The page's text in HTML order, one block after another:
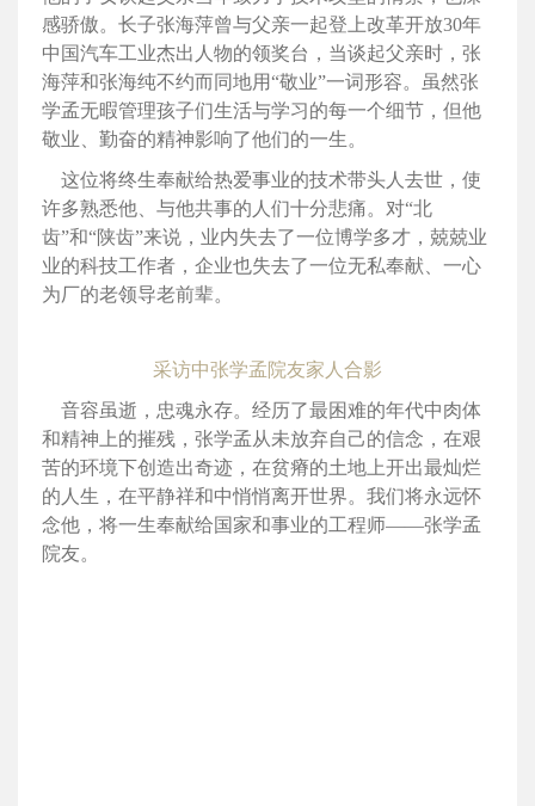
感骄傲。长子张海萍曾与父亲一起登上改革开放30年
中国汽车工业杰出人物的领奖台，当谈起父亲时，张
海萍和张海纯不约而同地用“敬业”一词形容。虽然张
学孟无暇管理孩子们生活与学习的每一个细节，但他
敬业、勤奋的精神影响了他们的一生。
这位将终生奉献给热爱事业的技术带头人去世，使
许多熟悉他、与他共事的人们十分悲痛。对“北
齿”和“陕齿”来说，业内失去了一位博学多才，兢兢业
业的科技工作者，企业也失去了一位无私奉献、一心
为厂的老领导老前辈。
采访中张学孟院友家人合影
音容虽逝，忠魂永存。经历了最困难的年代中肉体
和精神上的摧残，张学孟从未放弃自己的信念，在艰
苦的环境下创造出奇迹，在贫瘠的土地上开出最灿烂
的人生，在平静祥和中悄悄离开世界。我们将永远怀
念他，将一生奉献给国家和事业的工程师——张学孟
院友。